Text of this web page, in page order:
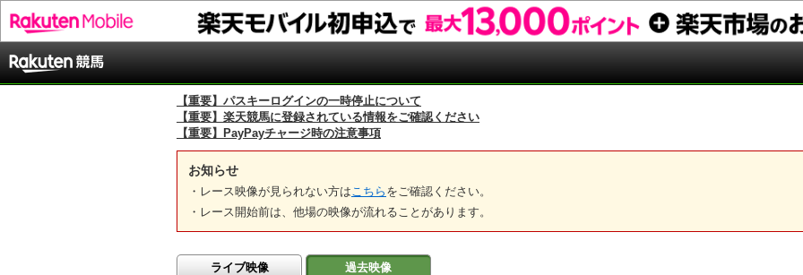
【重要】パスキーログインの一時停止について
【重要】楽天競馬に登録されている情報をご確認ください
【重要】PayPayチャージ時の注意事項
お知らせ
・レース映像が見られない方は こちら をご確認ください。
・レース開始前は、他場の映像が流れることがあります。
ライブ映像 過去映像